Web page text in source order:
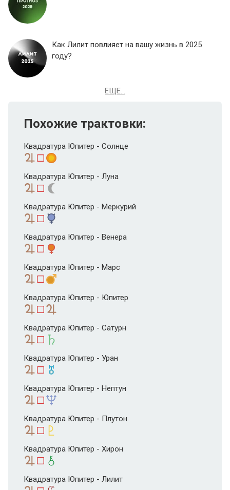
Как Лилит повлияет на вашу жизнь в 2025
году?
ЕЩЕ...
Похожие трактовки:
Квадратура Юпитер - Солнце
Квадратура Юпитер - Луна
Квадратура Юпитер - Меркурий
Квадратура Юпитер - Венера
Квадратура Юпитер - Марс
Квадратура Юпитер - Юпитер
Квадратура Юпитер - Сатурн
Квадратура Юпитер - Уран
Квадратура Юпитер - Нептун
Квадратура Юпитер - Плутон
Квадратура Юпитер - Хирон
Квадратура Юпитер - Лилит